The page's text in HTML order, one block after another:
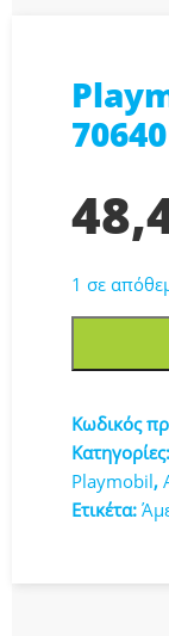
70640
1 σε
70640
ποσότητα
Κωδικός
Κατηγορίες:
Playmobil,
Ετικέτα: